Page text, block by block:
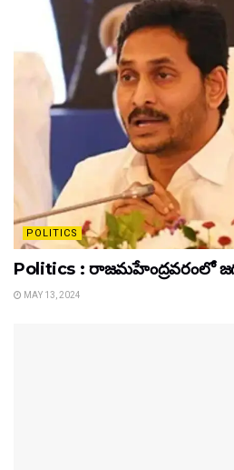
POLITICS
Politics : రాజమహేంద్రవరంలో
MAY 13, 2024